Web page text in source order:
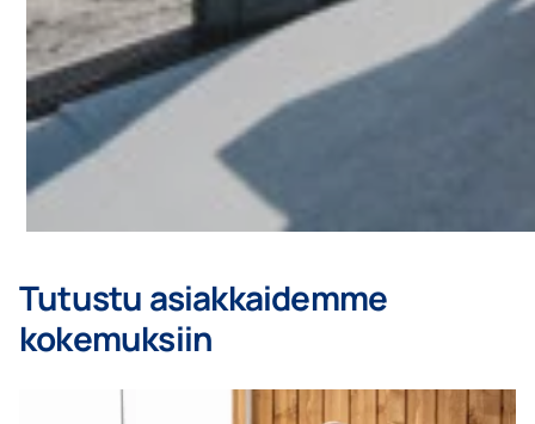
Tutustu asiakkaidemme
kokemuksiin